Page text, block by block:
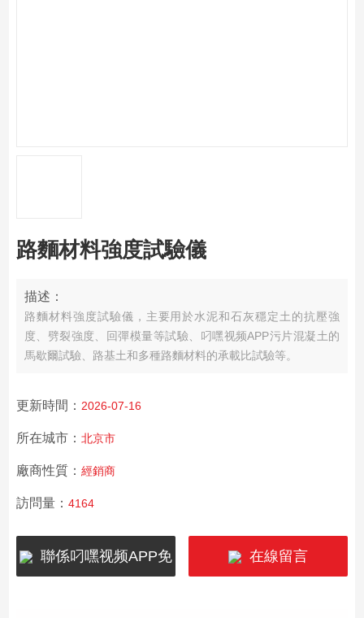
路麵材料強度試驗儀
描述：
路麵材料強度試驗儀，主要用於水泥和石灰穩定土的抗壓強
度、劈裂強度、回彈模量等試驗、叼嘿视频APP污片混凝土的
馬歇爾試驗、路基土和多種路麵材料的承載比試驗等。
更新時間： 2026-07-16
所在城市： 北京市
廠商性質： 經銷商
訪問量： 4164
聯係叼嘿视频APP免 在線留言